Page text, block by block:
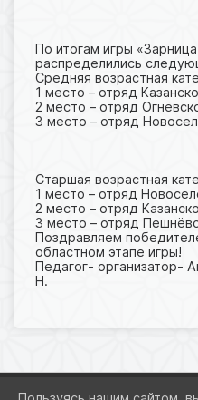
По итогам игры
распределились
Средняя возрастная
1 место – отряд
2 место – отряд
3 место – отряд
Старшая возрастная
1 место – отряд
2 место – отряд
3 место – отряд
Поздравляем
областном этапе игры!
Педагог- организатор-
Н.